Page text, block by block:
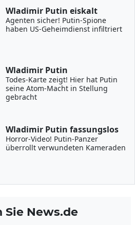
Wladimir Putin eiskalt
Agenten sicher! Putin-Spione
haben US-Geheimdienst infiltriert
Wladimir Putin
Todes-Karte zeigt! Hier hat Putin
seine Atom-Macht in Stellung
gebracht
Wladimir Putin fassungslos
Horror-Video! Putin-Panzer
überrollt verwundeten Kameraden
Sie News.de